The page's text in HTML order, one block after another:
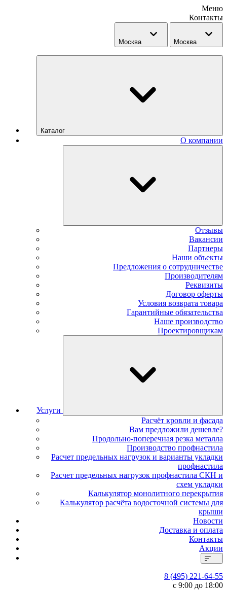
Меню
Контакты
Москва Москва
Каталог
О компании
Отзывы
Вакансии
Партнеры
Наши объекты
Предложения о сотрудничестве
Производителям
Реквизиты
Договор оферты
Условия возврата товара
Гарантийные обязательства
Наше производство
Проектировщикам
Услуги
Расчёт кровли и фасада
Вам предложили дешевле?
Продольно-поперечная резка металла
Производство профнастила
Расчет предельных нагрузок и варианты укладки
профнастила
Расчет предельных нагрузок профнастила СКН и
схем укладки
Калькулятор монолитного перекрытия
Калькулятор расчёта водосточной системы для
крыши
Новости
Доставка и оплата
Контакты
Акции
8 (495) 221-64-55
с 9:00 до 18:00